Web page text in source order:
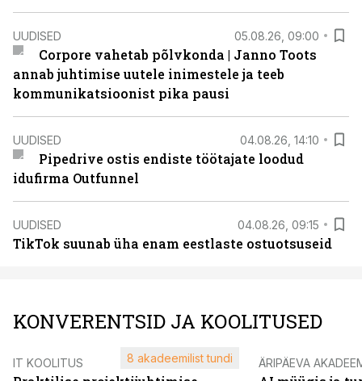
UUDISED 05.08.26, 09:00
Corpore vahetab põlvkonda | Janno Toots
annab juhtimise uutele inimestele ja teeb
kommunikatsioonist pika pausi
UUDISED 04.08.26, 14:10
Pipedrive ostis endiste töötajate loodud
idufirma Outfunnel
UUDISED 04.08.26, 09:15
TikTok suunab üha enam eestlaste ostuotsuseid
KONVERENTSID JA KOOLITUSED
IT KOOLITUS 8 akadeemilist tundi ÄRIPÄEVA